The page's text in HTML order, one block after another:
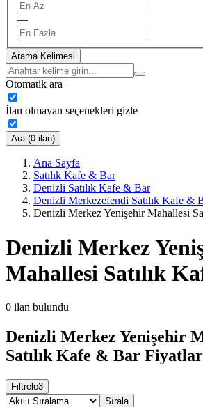
—
Arama Kelimesi
Otomatik ara
İlan olmayan seçenekleri gizle
Ara (0 ilan)
Ana Sayfa
Satılık Kafe & Bar
Denizli Satılık Kafe & Bar
Denizli Merkezefendi Satılık Kafe &
Denizli Merkez Yenişehir Mahallesi
Denizli Merkez
Mahallesi Satılık
0 ilan bulundu
Denizli Merkez Yenişehir
Satılık Kafe & Bar
Filtrele3
Sırala